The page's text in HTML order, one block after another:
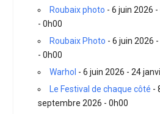
Roubaix photo - 6 juin 2026
- 0h00
Roubaix Photo - 6 juin 2026
- 0h00
Warhol - 6 juin 2026 - 24
Le Festival de chaque côté -
septembre 2026 - 0h00